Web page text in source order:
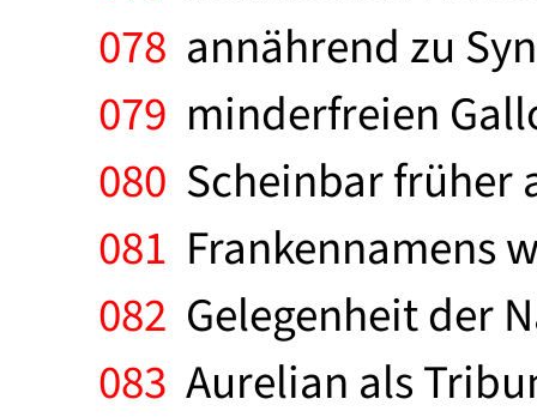
078 annährend zu
079 minderfreien
080 Scheinbar früher
081 Frankennamens
082 Gelegenheit der
083 Aurelian als